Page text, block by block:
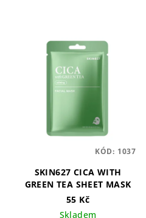
SKIN627 CICA WITH
GREEN TEA SHEET MASK
55 Kč
Skladem
KÓD: 1037